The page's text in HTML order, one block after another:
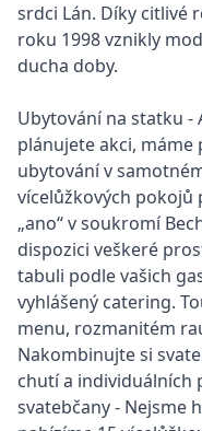
srdci Lán. Díky citlivé
roku 1998 vznikly
ducha doby.
Ubytování na statku -
plánujete akci,
ubytování v
vícelůžkových pokojů
„ano“ v soukromí
dispozici veškeré
tabuli podle vašich
vyhlášený catering.
menu, rozmanitém
Nakombinujte si
chutí a individuálních
svatebčany - Nejsme